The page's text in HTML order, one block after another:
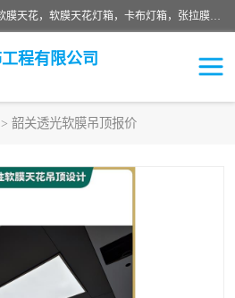
佛山朗鑫装饰工程有限公司主营软膜天花，软膜天花灯箱，卡布灯箱，张拉膜等产品，价格实惠，支持定制；公司专业装饰铺面，家居，会展特装，软膜等工程，技能精良人员，安装快、价格合理，质量保证、热诚与各方有识人士合作，欢迎新老客户来电咨询。
程有限公司
> 韶关透光软膜吊顶报价